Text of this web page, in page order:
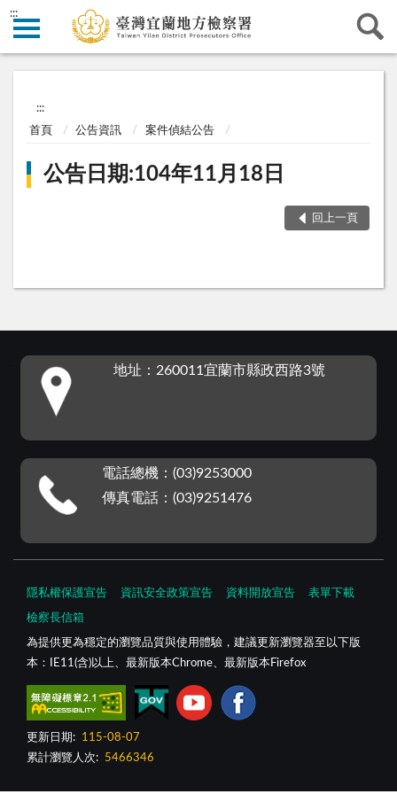
:::
:::
首頁 公告資訊 案件偵結公告
公告日期:104年11月18日
回上一頁
地址：260011宜蘭市縣政西路3號
電話總機：(03)9253000
傳真電話：(03)9251476
隱私權保護宣告 資訊安全政策宣告 資料開放宣告 表單下載
檢察長信箱
為提供更為穩定的瀏覽品質與使用體驗，建議更新瀏覽器至以下版
本：IE11(含)以上、最新版本Chrome、最新版本Firefox
更新日期:
115-08-07
累計瀏覽人次:
5466346